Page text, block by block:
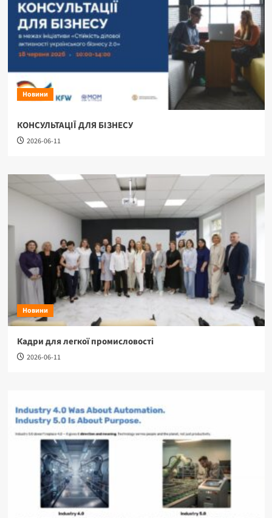
Новини
КОНСУЛЬТАЦІЇ ДЛЯ БІЗНЕСУ
2026-06-11
Новини
Кадри для легкої промисловості
2026-06-11